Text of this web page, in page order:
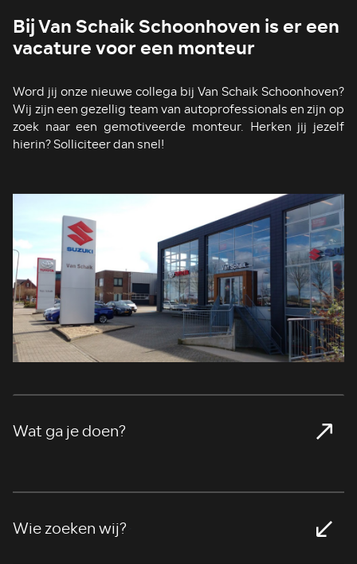
Bij Van Schaik Schoonhoven is er een
vacature voor een monteur
Word jij onze nieuwe collega bij Van Schaik Schoonhoven?
Wij zijn een gezellig team van autoprofessionals en zijn op
zoek naar een gemotiveerde monteur. Herken jij jezelf
hierin? Solliciteer dan snel!
Wat ga je doen?
Wie zoeken wij?